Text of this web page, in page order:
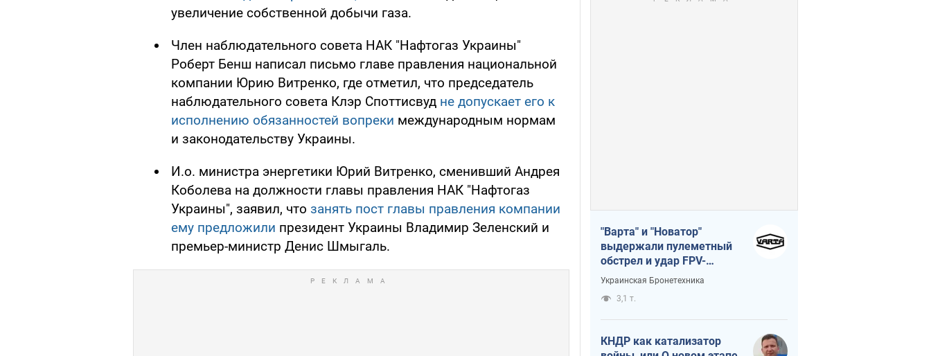
увеличение собственной добычи газа.
Член наблюдательного совета НАК "Нафтогаз Украины"
Роберт Бенш написал письмо главе правления национальной
компании Юрию Витренко, где отметил, что председатель
наблюдательного совета Клэр Споттисвуд не допускает его к
исполнению обязанностей вопреки международным нормам
и законодательству Украины.
И.о. министра энергетики Юрий Витренко, сменивший Андрея
Коболева на должности главы правления НАК "Нафтогаз
Украины", заявил, что занять пост главы правления компании
ему предложили президент Украины Владимир Зеленский и
премьер-министр Денис Шмыгаль.
"Варта" и "Новатор"
выдержали пулеметный
обстрел и удар FPV-
дрона, сохранив жизнь
Украинская Бронетехника
3,1 т.
КНДР как катализатор